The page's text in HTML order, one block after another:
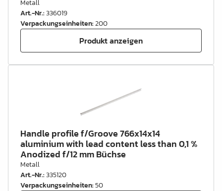
Metall
Art.-Nr.:336019
Verpackungseinheiten:200
Produkt anzeigen
Handle profile f/Groove 766x14x14
aluminium with lead content less than 0,1 %
Anodized f/12 mm Büchse
Metall
Art.-Nr.:335120
Verpackungseinheiten:50